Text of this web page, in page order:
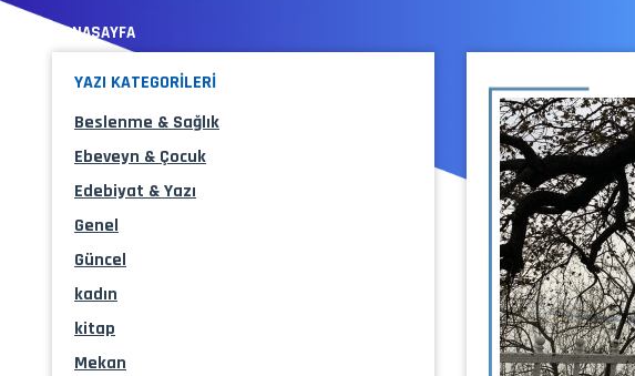
« ANASAYFA
YAZI KATEGORİLERİ
Beslenme & Sağlık
Ebeveyn & Çocuk
Edebiyat & Yazı
Genel
Güncel
kadın
kitap
Mekan